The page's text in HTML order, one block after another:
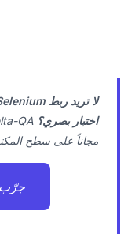
اختبار بصري؟
مجاناً على سطح
جرّب Delta-QA مجانًا ←